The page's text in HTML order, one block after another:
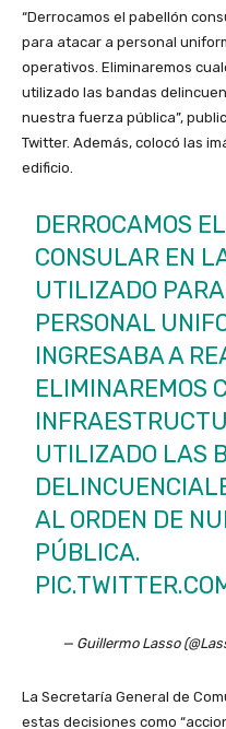
“Derrocamos el pabellón
para atacar a personal
operativos. Eliminaremos
utilizado las bandas
nuestra fuerza pública”,
Twitter. Además, colocó las
edificio.
DERROCAMOS
CONSULAR EN
UTILIZADO
PERSONAL
INGRESABA A
ELIMINAREMOS
UTILIZADO LAS
AL ORDEN DE
PÚBLICA.
— Guillermo Lasso
La Secretaría General de
estas decisiones como